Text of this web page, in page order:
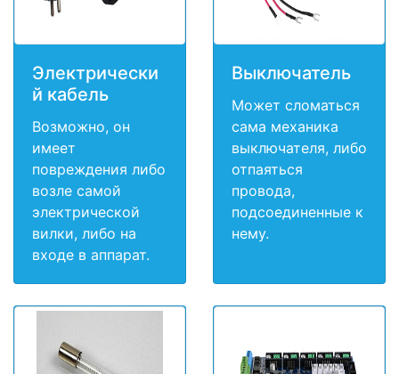
Электрически
й кабель
Возможно, он
имеет
повреждения либо
возле самой
электрической
вилки, либо на
входе в аппарат.
Выключатель
Может сломаться
сама механика
выключателя, либо
отпаяться
провода,
подсоединенные к
нему.